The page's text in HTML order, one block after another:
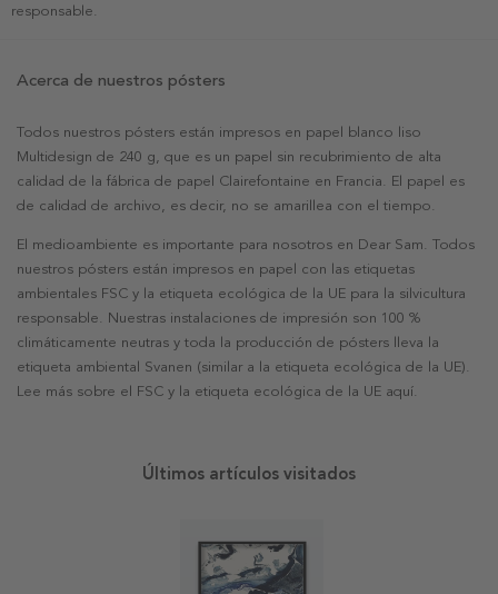
responsable.
Acerca de nuestros pósters
Todos nuestros pósters están impresos en papel blanco liso
Multidesign de 240 g, que es un papel sin recubrimiento de alta
calidad de la fábrica de papel Clairefontaine en Francia. El papel es
de calidad de archivo, es decir, no se amarillea con el tiempo.
El medioambiente es importante para nosotros en Dear Sam. Todos
nuestros pósters están impresos en papel con las etiquetas
ambientales FSC y la etiqueta ecológica de la UE para la silvicultura
responsable. Nuestras instalaciones de impresión son 100 %
climáticamente neutras y toda la producción de pósters lleva la
etiqueta ambiental Svanen (similar a la etiqueta ecológica de la UE).
Lee más sobre el FSC y la etiqueta ecológica de la UE aquí.
Últimos artículos visitados